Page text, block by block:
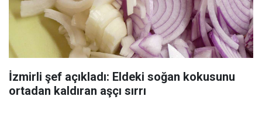
İzmirli şef açıkladı: Eldeki soğan kokusunu
ortadan kaldıran aşçı sırrı